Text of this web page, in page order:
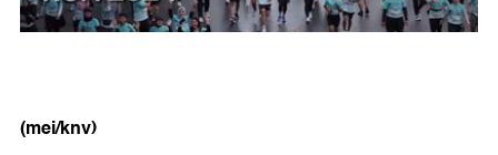
(mei/knv)